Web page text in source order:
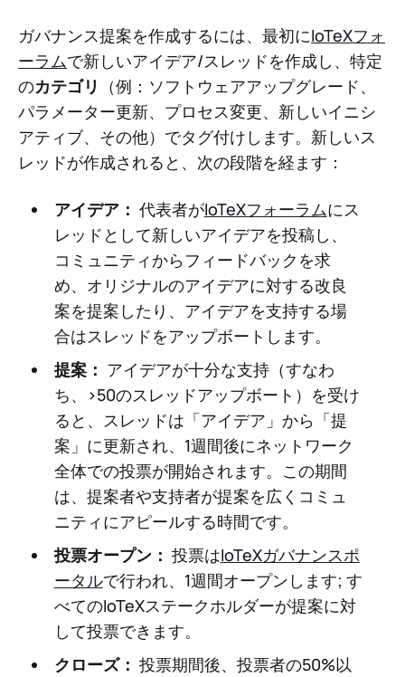
ガバナンス提案を作成するには、最初にIoTeXフォ
ーラムで新しいアイデア/スレッドを作成し、特定
のカテゴリ
（例：ソフトウェアアップグレード、
パラメーター更新、プロセス変更、新しいイニシ
アティブ、その他）でタグ付けします。新しいス
レッドが作成されると、次の段階を経ます：
アイデア： 代表者がIoTeXフォーラムにス
レッドとして新しいアイデアを投稿し、
コミュニティからフィードバックを求
め、オリジナルのアイデアに対する改良
案を提案したり、アイデアを支持する場
合はスレッドをアップボートします。
提案： アイデアが十分な支持（すなわ
ち、>50のスレッドアップボート）を受け
ると、スレッドは「アイデア」から「提
案」に更新され、1週間後にネットワーク
全体での投票が開始されます。この期間
は、提案者や支持者が提案を広くコミュ
ニティにアピールする時間です。
投票オープン： 投票はIoTeXガバナンスポ
ータルで行われ、1週間オープンします; す
べてのIoTeXステークホルダーが提案に対
して投票できます。
クローズ： 投票期間後、投票者の50%以